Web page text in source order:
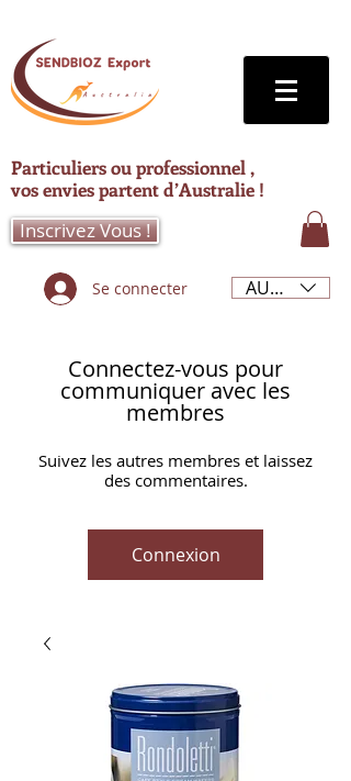
Particuliers ou professionnel ,
vos envies partent d’Australie !
Inscrivez Vous !
Se connecter AUD (AU$)
Connectez-vous pour
communiquer avec les
membres
Suivez les autres membres et laissez
des commentaires.
Connexion